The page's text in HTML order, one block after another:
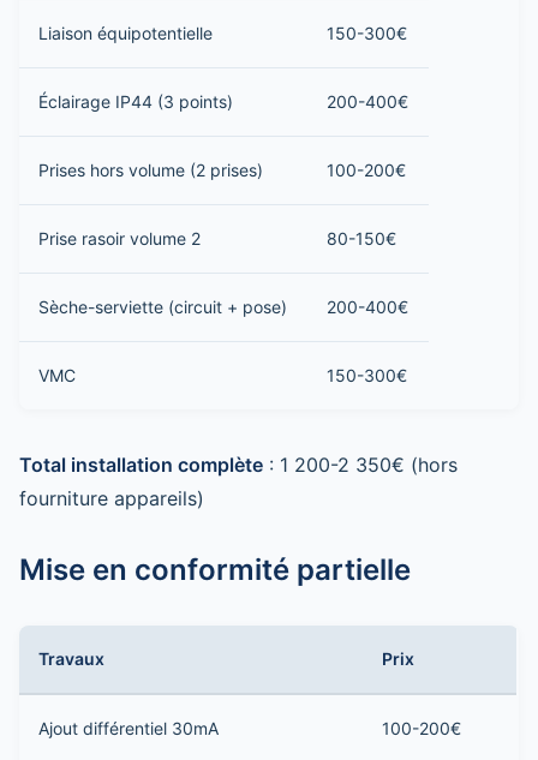
Liaison équipotentielle 150-300€
Éclairage IP44 (3 points) 200-400€
Prises hors volume (2 prises) 100-200€
Prise rasoir volume 2 80-150€
Sèche-serviette (circuit + pose) 200-400€
VMC 150-300€
Total installation complète : 1 200-2 350€ (hors
fourniture appareils)
Mise en conformité partielle
Travaux Prix
Ajout différentiel 30mA 100-200€